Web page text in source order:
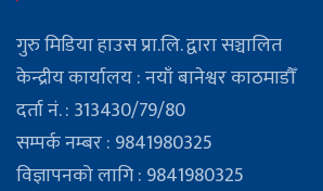
गुरु मिडिया हाउस प्रा.लि. द्वारा सञ्चालित
केन्द्रीय कार्यालय : नयाँ बानेश्वर काठमाडौँ
दर्ता नं. : 313430/79/80
सम्पर्क नम्बर : 9841980325
विज्ञापनको लागि : 9841980325